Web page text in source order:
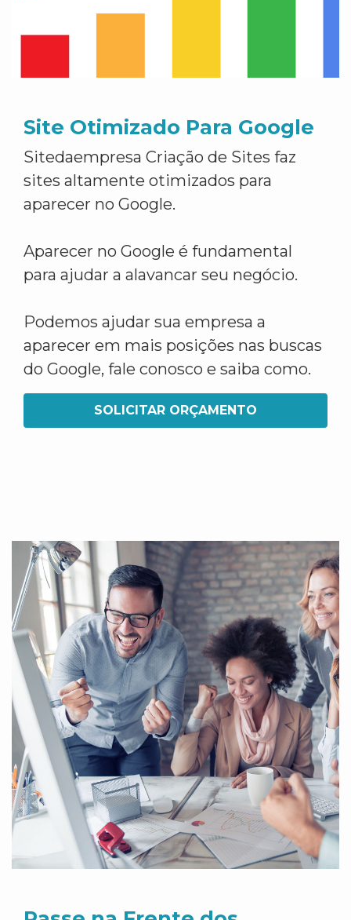
Site Otimizado Para Google
Sitedaempresa Criação de Sites faz
sites altamente otimizados para
aparecer no Google.
Aparecer no Google é fundamental
para ajudar a alavancar seu negócio.
Podemos ajudar sua empresa a
aparecer em mais posições nas buscas
do Google, fale conosco e saiba como.
SOLICITAR ORÇAMENTO